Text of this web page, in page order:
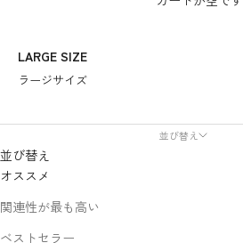
LARGE SIZE
ラージサイズ
並び替え
並び替え
オススメ
関連性が最も高い
ベストセラー